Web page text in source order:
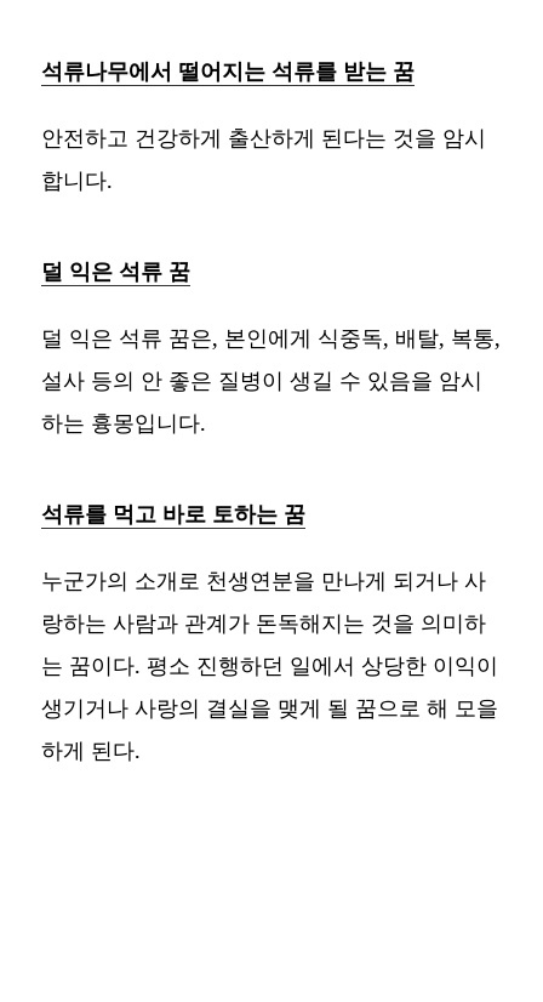
석류나무에서 떨어지는 석류를 받는 꿈
안전하고 건강하게 출산하게 된다는 것을 암시
합니다.
덜 익은 석류 꿈
덜 익은 석류 꿈은, 본인에게 식중독, 배탈, 복통,
설사 등의 안 좋은 질병이 생길 수 있음을 암시
하는 흉몽입니다.
석류를 먹고 바로 토하는 꿈
누군가의 소개로 천생연분을 만나게 되거나 사
랑하는 사람과 관계가 돈독해지는 것을 의미하
는 꿈이다. 평소 진행하던 일에서 상당한 이익이
생기거나 사랑의 결실을 맺게 될 꿈으로 해 모을
하게 된다.